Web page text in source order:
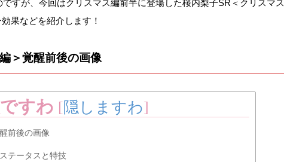
すが、今回はクリスマス編前半に登場した桜内梨子SR＜クリスマス
果などを紹介します！
＞覚醒前後の画像
すわ [隠しますわ]
前後の画像
テータスと特技